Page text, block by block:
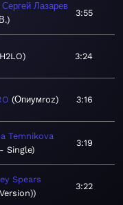
Сергей Лазарев
3:55
H2LO 3:24
Опиумroz 3:16
Temnikova
Single
3:19
Spears
3:22